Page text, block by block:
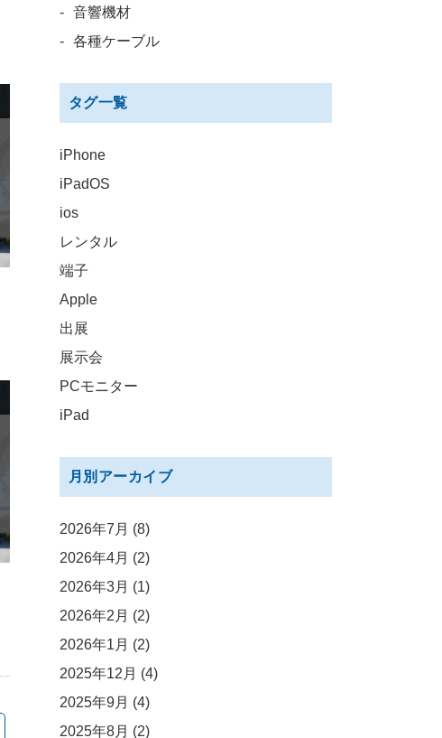
音響機材
各種ケーブル
タグ一覧
iPhone
iPadOS
ios
レンタル
端子
Apple
出展
展示会
PCモニター
iPad
月別アーカイブ
2026年7月 (8)
2026年4月 (2)
2026年3月 (1)
2026年2月 (2)
2026年1月 (2)
2025年12月 (4)
2025年9月 (4)
2025年8月 (2)